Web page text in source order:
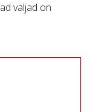
väljad on